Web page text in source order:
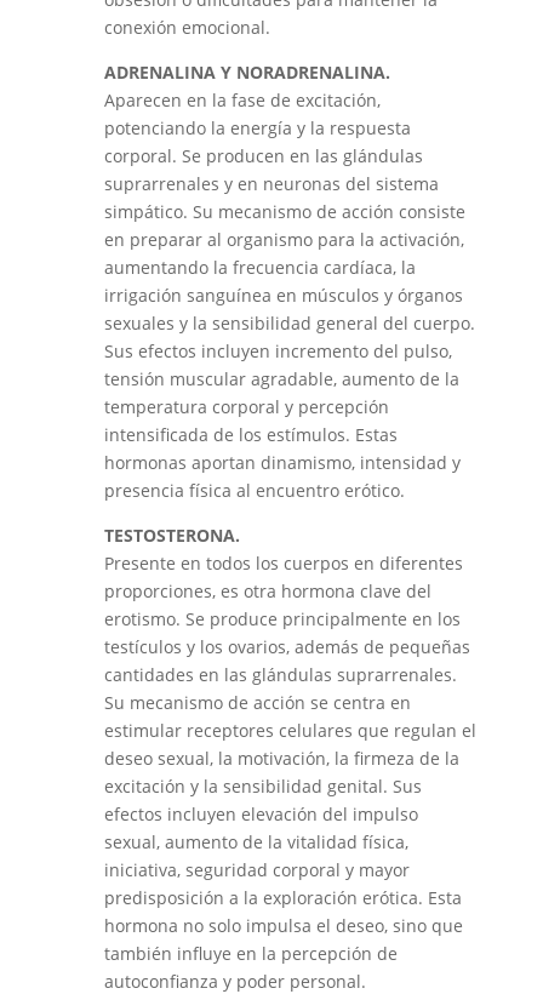
conexión emocional.
ADRENALINA Y NORADRENALINA.
Aparecen en la fase de excitación,
potenciando la energía y la respuesta
corporal. Se producen en las glándulas
suprarrenales y en neuronas del sistema
simpático. Su mecanismo de acción consiste
en preparar al organismo para la activación,
aumentando la frecuencia cardíaca, la
irrigación sanguínea en músculos y órganos
sexuales y la sensibilidad general del cuerpo.
Sus efectos incluyen incremento del pulso,
tensión muscular agradable, aumento de la
temperatura corporal y percepción
intensificada de los estímulos. Estas
hormonas aportan dinamismo, intensidad y
presencia física al encuentro erótico.
TESTOSTERONA.
Presente en todos los cuerpos en diferentes
proporciones, es otra hormona clave del
erotismo. Se produce principalmente en los
testículos y los ovarios, además de pequeñas
cantidades en las glándulas suprarrenales.
Su mecanismo de acción se centra en
estimular receptores celulares que regulan el
deseo sexual, la motivación, la firmeza de la
excitación y la sensibilidad genital. Sus
efectos incluyen elevación del impulso
sexual, aumento de la vitalidad física,
iniciativa, seguridad corporal y mayor
predisposición a la exploración erótica. Esta
hormona no solo impulsa el deseo, sino que
también influye en la percepción de
autoconfianza y poder personal.